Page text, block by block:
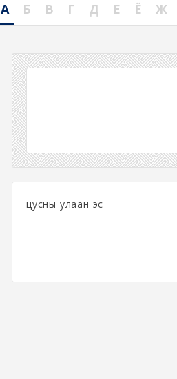
А Б В Г Д Е Ё Ж
цусны улаан эс